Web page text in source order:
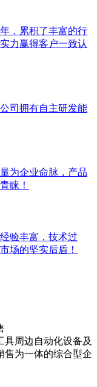
，累积了丰富的行
力赢得客户一致认
司拥有自主研发能
为企业命脉，产品
睐！
验丰富，技术过
场的坚实后盾！
具周边自动化设备及
售为一体的综合型企